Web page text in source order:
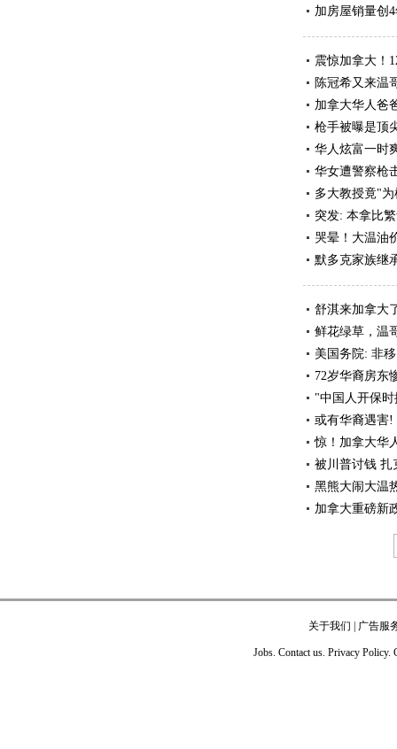
加房屋销量创
震惊加拿大！
陈冠希又来温
加拿大华人爸
枪手被曝是顶
华人炫富一时
华女遭警察枪
多大教授竟"
突发: 本拿比
哭晕！大温油
默多克家族继
舒淇来加拿大
鲜花绿草，温
美国务院: 非
72岁华裔房东
"中国人开保
或有华裔遇害!
惊！加拿大华
被川普讨钱 扎
黑熊大闹大温
加拿大重磅新
关于我们 广告服
Jobs. Contact us. Privacy